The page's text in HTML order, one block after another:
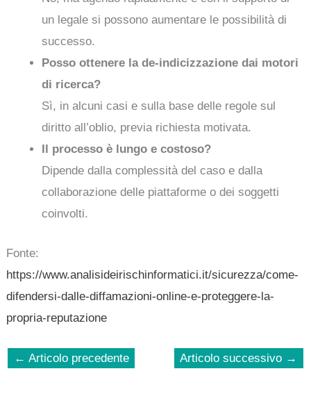
un legale si possono aumentare le possibilità di
successo.
Posso ottenere la de-indicizzazione dai motori
di ricerca?
Sì, in alcuni casi e sulla base delle regole sul
diritto all’oblio, previa richiesta motivata.
Il processo è lungo e costoso?
Dipende dalla complessità del caso e dalla
collaborazione delle piattaforme o dei soggetti
coinvolti.
Fonte:
https://www.analisideirischinformatici.it/sicurezza/come-
difendersi-dalle-diffamazioni-online-e-proteggere-la-
propria-reputazione
← Articolo precedente Articolo successivo →